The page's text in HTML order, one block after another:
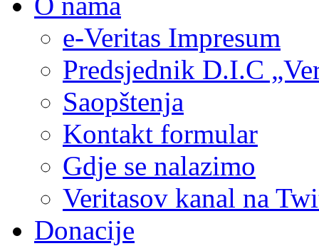
e-Veritas Impresum
Predsjednik D.I.C
Saopštenja
Kontakt formular
Gdje se nalazimo
Veritasov kanal na
Donacije